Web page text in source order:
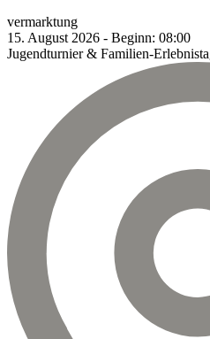
vermarktung
15. August 2026 - Beginn: 08:00
Jugendturnier & Familien-